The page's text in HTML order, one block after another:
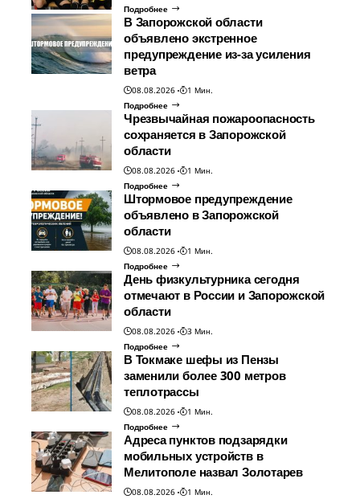
Подробнее
В Запорожской области
объявлено экстренное
предупреждение из-за усиления
ветра
08.08.2026
1 Мин.
Подробнее
Чрезвычайная пожароопасность
сохраняется в Запорожской
области
08.08.2026
1 Мин.
Подробнее
Штормовое предупреждение
объявлено в Запорожской
области
08.08.2026
1 Мин.
Подробнее
День физкультурника сегодня
отмечают в России и Запорожской
области
08.08.2026
3 Мин.
Подробнее
В Токмаке шефы из Пензы
заменили более 300 метров
теплотрассы
08.08.2026
1 Мин.
Подробнее
Адреса пунктов подзарядки
мобильных устройств в
Мелитополе назвал Золотарев
08.08.2026
1 Мин.